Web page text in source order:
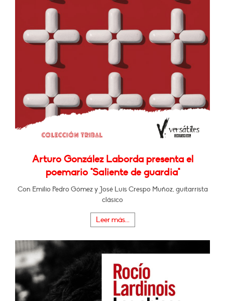
Arturo González Laborda presenta el
poemario "Saliente de guardia"
Con Emilio Pedro Gómez y José Luis Crespo Muñoz, guitarrista
clásico
Leer más...